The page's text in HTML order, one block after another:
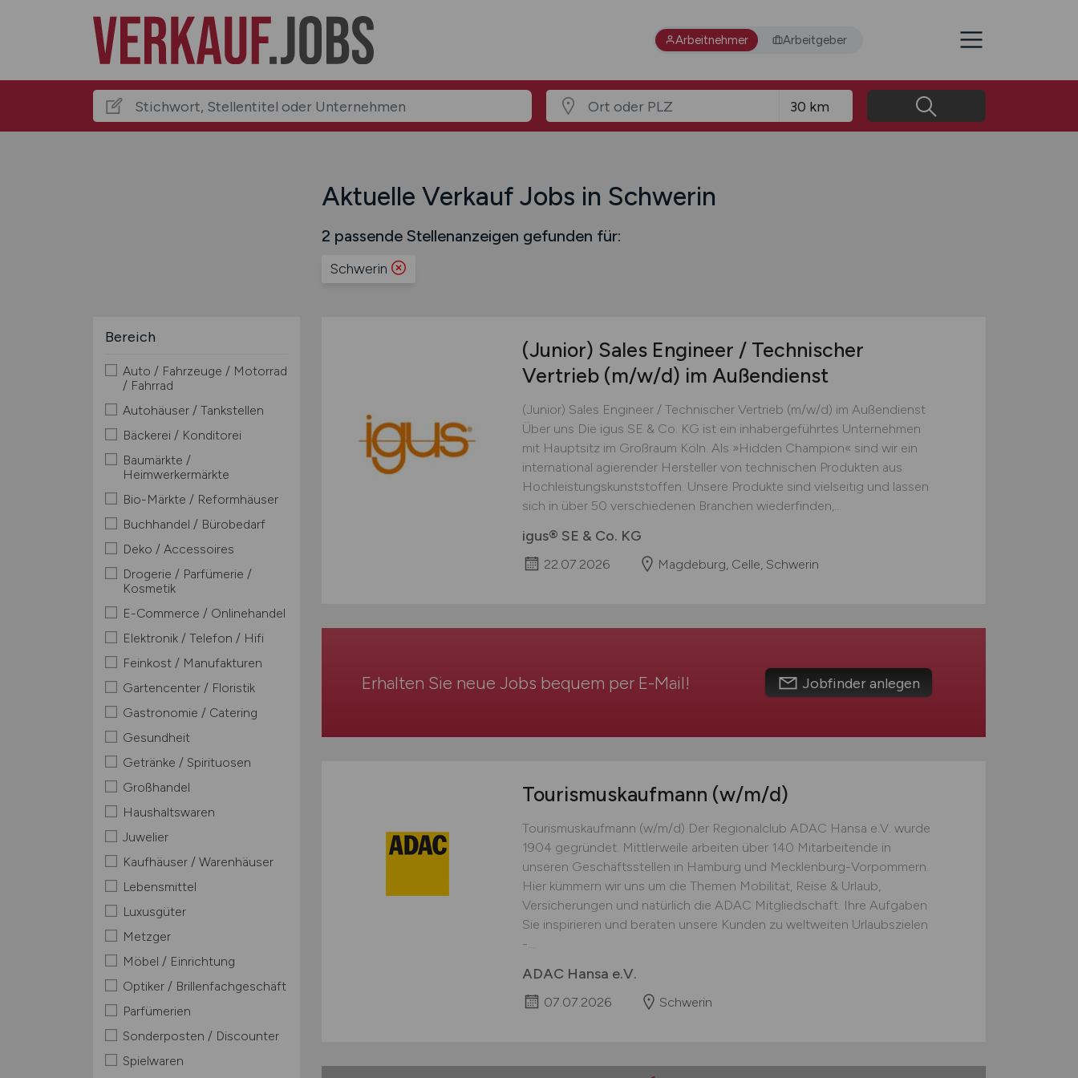
Arbeitnehmer Arbeitgeber
Aktuelle Verkauf Jobs in Schwerin
2 passende Stellenanzeigen gefunden für:
Schwerin
Bereich
Auto / Fahrzeuge / Motorrad
/ Fahrrad
Autohäuser / Tankstellen
Bäckerei / Konditorei
Baumärkte /
Heimwerkermärkte
Bio-Märkte / Reformhäuser
Buchhandel / Bürobedarf
Deko / Accessoires
Drogerie / Parfümerie /
Kosmetik
E-Commerce / Onlinehandel
Elektronik / Telefon / Hifi
Feinkost / Manufakturen
Gartencenter / Floristik
Gastronomie / Catering
Gesundheit
Getränke / Spirituosen
Großhandel
Haushaltswaren
Juwelier
Kaufhäuser / Warenhäuser
Lebensmittel
Luxusgüter
Metzger
Möbel / Einrichtung
Optiker / Brillenfachgeschäft
Parfümerien
Sonderposten / Discounter
Spielwaren
(Junior) Sales Engineer / Technischer
Vertrieb (m/w/d) im Außendienst
(Junior) Sales Engineer / Technischer Vertrieb (m/w/d) im Außendienst
Über uns Die igus SE & Co. KG ist ein inhabergeführtes Unternehmen
mit Hauptsitz im Großraum Köln. Als »Hidden Champion« sind wir ein
international agierender Hersteller von technischen Produkten aus
Hochleistungskunststoffen. Unsere Produkte sind vielseitig und lassen
sich in über 50 verschiedenen Branchen wiederfinden,...
igus® SE & Co. KG
22.07.2026 Magdeburg, Celle, Schwerin
Erhalten Sie neue Jobs bequem per E-Mail! Jobfinder anlegen
Tourismuskaufmann (w/m/d)
Tourismuskaufmann (w/m/d) Der Regionalclub ADAC Hansa e.V. wurde
1904 gegründet. Mittlerweile arbeiten über 140 Mitarbeitende in
unseren Geschäftsstellen in Hamburg und Mecklenburg-Vorpommern.
Hier kümmern wir uns um die Themen Mobilität, Reise & Urlaub,
Versicherungen und natürlich die ADAC Mitgliedschaft. Ihre Aufgaben
Sie inspirieren und beraten unsere Kunden zu weltweiten Urlaubszielen
-...
ADAC Hansa e.V.
07.07.2026 Schwerin